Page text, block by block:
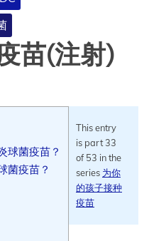
苗(注射)
球菌疫苗？
菌疫苗？
This entry
is part 33
of 53 in the
series 为你
的孩子接种
疫苗